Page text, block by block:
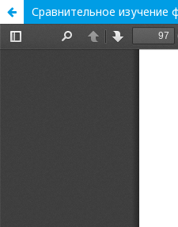
Сравнительное изучение